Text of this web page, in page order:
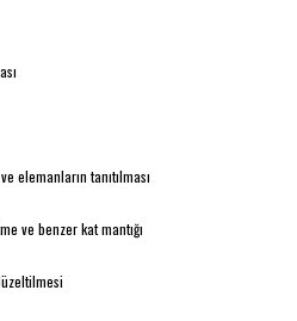
elemanların tanıtılması
ve benzer kat mantığı